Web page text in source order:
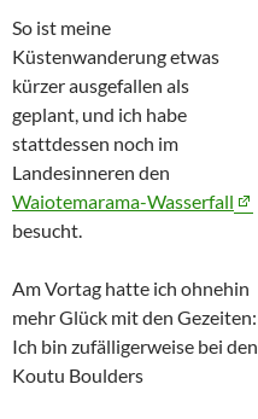
So ist meine
Küstenwanderung etwas
kürzer ausgefallen als
geplant, und ich habe
stattdessen noch im
Landesinneren den
Waiotemarama-Wasserfall
besucht.
Am Vortag hatte ich ohnehin
mehr Glück mit den Gezeiten:
Ich bin zufälligerweise bei den
Koutu Boulders